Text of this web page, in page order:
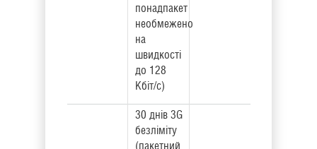
понадпакет
необмежено
на
швидкості
до 128
Кбіт/с)
30 днів 3G
безліміту
(пакетний